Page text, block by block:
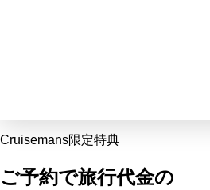
Cruisemans限定特典
ご予約で旅行代金の